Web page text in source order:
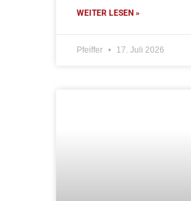
WEITER LESEN »
Pfeiffer 17. Juli 2026